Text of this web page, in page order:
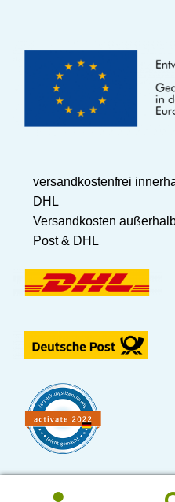
Diese Website verwendet Cookies. Durch die
versandkostenfrei
DHL
Versandkosten
Post & DHL